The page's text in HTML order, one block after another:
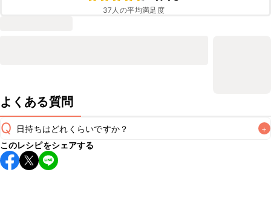
37 人の平均満足度
よくある質問
Q 日持ちはどれくらいですか？ +
保存期間は冷蔵で翌日中が目安です。なるべくお早めにお召
し上がりください。
このレシピをシェアする